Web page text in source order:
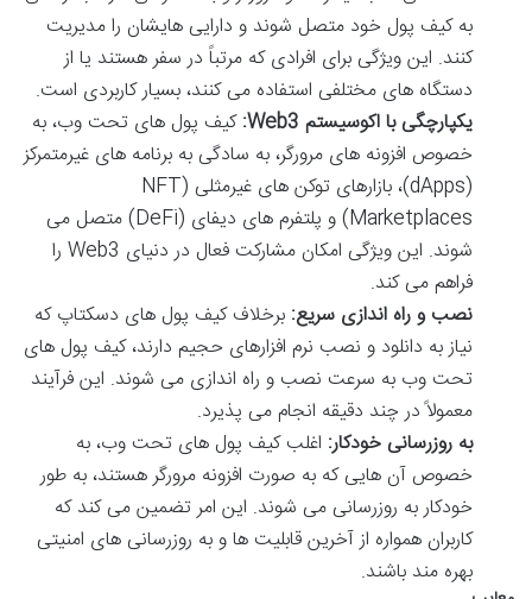
به کیف پول خود متصل شوند و دارایی هایشان را مدیریت
کنند. این ویژگی برای افرادی که مرتباً در سفر هستند یا از
دستگاه های مختلفی استفاده می کنند، بسیار کاربردی است.
یکپارچگی با اکوسیستم Web3:
کیف پول های تحت وب، به
خصوص افزونه های مرورگر، به سادگی به برنامه های غیرمتمرکز
(dApps)، بازارهای توکن های غیرمثلی (NFT
Marketplaces) و پلتفرم های دیفای (DeFi) متصل می
شوند. این ویژگی امکان مشارکت فعال در دنیای Web3 را
فراهم می کند.
نصب و راه اندازی سریع: برخلاف کیف پول های دسکتاپ که
نیاز به دانلود و نصب نرم افزارهای حجیم دارند، کیف پول های
تحت وب به سرعت نصب و راه اندازی می شوند. این فرآیند
معمولاً در چند دقیقه انجام می پذیرد.
به روزرسانی خودکار: اغلب کیف پول های تحت وب، به
خصوص آن هایی که به صورت افزونه مرورگر هستند، به طور
خودکار به روزرسانی می شوند. این امر تضمین می کند که
کاربران همواره از آخرین قابلیت ها و به روزرسانی های امنیتی
بهره مند باشند.